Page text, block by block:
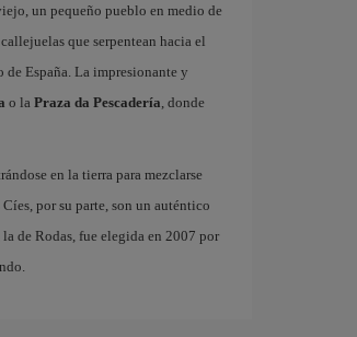
un pequeño pueblo en medio de
que serpentean hacia el
de España. La impresionante y
o la Praza da Pescadería , donde
en la tierra para mezclarse
por su parte, son un auténtico
de Rodas, fue elegida en 2007 por